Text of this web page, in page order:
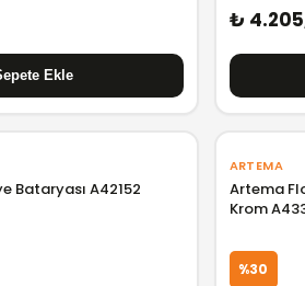
₺
Bataryası A42152
ARTEMA
Artema
Krom
%30